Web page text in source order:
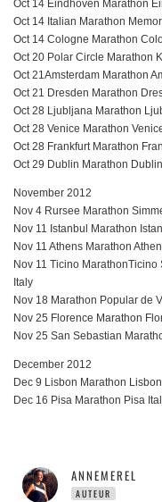
Oct 14 Eindhoven Marathon
Oct 14 Italian Marathon
Oct 14 Cologne Marathon
Oct 20 Polar Circle Marathon
Oct 21Amsterdam Marathon
Oct 21 Dresden Marathon
Oct 28 Ljubljana Marathon
Oct 28 Venice Marathon
Oct 28 Frankfurt Marathon
Oct 29 Dublin Marathon
November 2012
Nov 4 Rursee Marathon
Nov 11 Istanbul Marathon
Nov 11 Athens Marathon
Nov 11 Ticino
Italy
Nov 18 Marathon Popular de
Nov 25 Florence Marathon
Nov 25 San Sebastian
December 2012
Dec 9 Lisbon Marathon
Dec 16 Pisa Marathon Pisa
ANNEMEREL
AUTEUR